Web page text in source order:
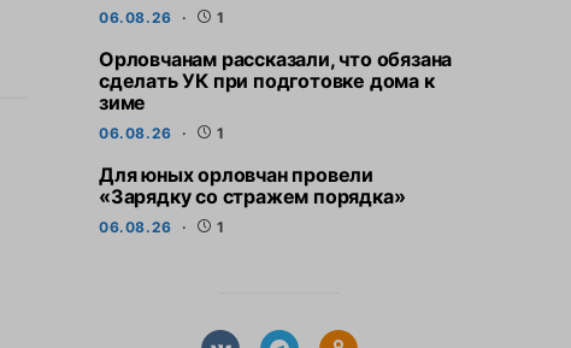
млн рублей задолженности по
06.08.26 1
Орловчанам рассказали, что обязана
сделать УК при подготовке дома к
зиме
06.08.26 1
Для юных орловчан провели
«Зарядку со стражем порядка»
06.08.26 1